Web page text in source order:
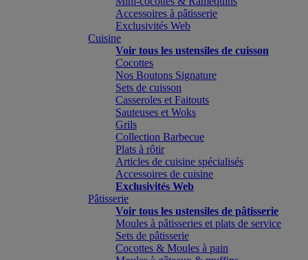
Accessoires à pâtisserie
Exclusivités Web
Cuisine
Voir tous les ustensiles de cuisson
Cocottes
Nos Boutons Signature
Sets de cuisson
Casseroles et Faitouts
Sauteuses et Woks
Grils
Collection Barbecue
Plats à rôtir
Articles de cuisine spécialisés
Accessoires de cuisine
Exclusivités Web
Pâtisserie
Voir tous les ustensiles de pâtisserie
Moules à pâtisseries et plats de service
Sets de pâtisserie
Cocottes & Moules à pain